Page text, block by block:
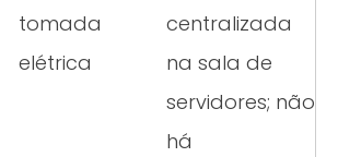
tomada
elétrica
centralizada
na sala de
servidores; não
há